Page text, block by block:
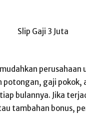
perusahaan
potongan, gaji pokok,
bulannya. Jika
tambahan bonus,